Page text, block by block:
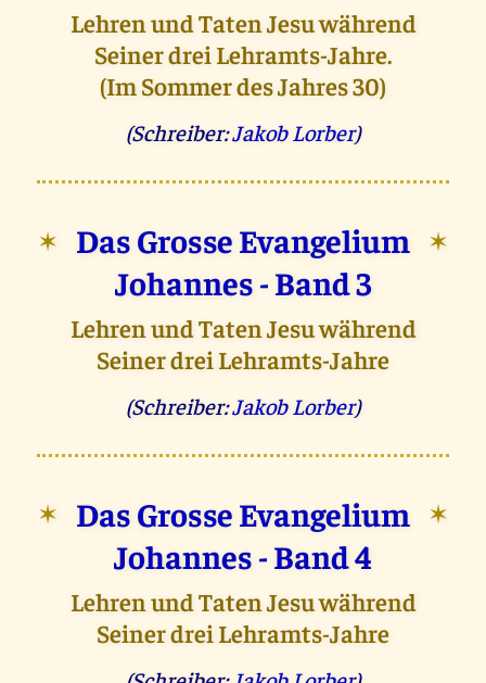
Lehren und Taten Jesu während
Seiner drei Lehramts-Jahre.
(Im Sommer des Jahres 30)
(Schreiber:Jakob Lorber)
✶
Das Grosse Evangelium
Johannes - Band 3
✶
Lehren und Taten Jesu während
Seiner drei Lehramts-Jahre
(Schreiber:Jakob Lorber)
✶
Das Grosse Evangelium
Johannes - Band 4
✶
Lehren und Taten Jesu während
Seiner drei Lehramts-Jahre